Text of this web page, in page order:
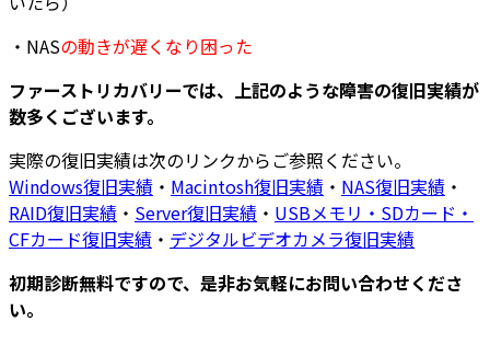
・NASの動きが遅くなり困った
ファーストリカバリーでは、上記のような障害の復旧実績が
数多くございます。
実際の復旧実績は次のリンクからご参照ください。
Windows復旧実績 ・ Macintosh復旧実績 ・ NAS復旧実績 ・
RAID復旧実績 ・ Server復旧実績 ・ USBメモリ・SDカード・
CFカード復旧実績 ・ デジタルビデオカメラ復旧実績
初期診断無料ですので、是非お気軽にお問い合わせくださ
い。